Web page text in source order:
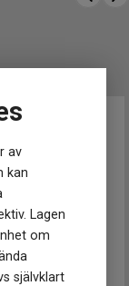
av
kan
Lagen
om
självklart